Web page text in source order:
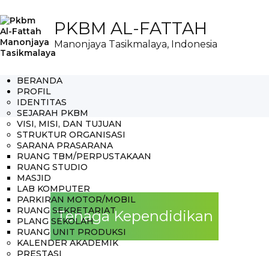
PKBM AL-FATTAH
Manonjaya Tasikmalaya, Indonesia
BERANDA
PROFIL
IDENTITAS
SEJARAH PKBM
VISI, MISI, DAN TUJUAN
STRUKTUR ORGANISASI
SARANA PRASARANA
RUANG TBM/PERPUSTAKAAN
RUANG STUDIO
MASJID
LAB KOMPUTER
PARKIRAN MOTOR/MOBIL
RUANG SEKRETARIAT
PLANG SEKOLAH
RUANG UNIT PRODUKSI
KALENDER AKADEMIK
PRESTASI
Tenaga Kependidikan